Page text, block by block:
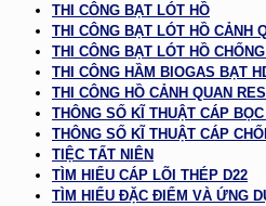
THI CÔNG BẠT LÓT HỒ
THI CÔNG BẠT LÓT HỒ CẢNH
THI CÔNG BẠT LÓT HỒ
THI CÔNG HẦM BIOGAS BẠT
THI CÔNG HỒ CẢNH QUAN
THÔNG SỐ KĨ THUẬT CÁP
THÔNG SỐ KĨ THUẬT CÁP
TIỆC TẤT NIÊN
TÌM HIỂU CÁP LÕI THÉP D22
TÌM HIỂU ĐẶC ĐIỂM VÀ ỨNG